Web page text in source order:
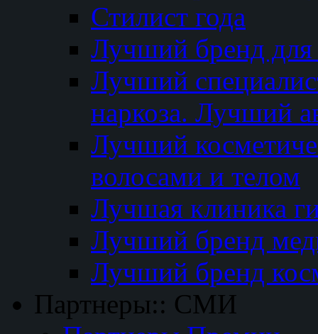
Стилист года
Лучший бренд
Лучший
наркоза. Лучший
Лучший
волосами и телом
Лучшая клиника
Лучший бренд
Лучший бренд
Партнеры:: СМИ